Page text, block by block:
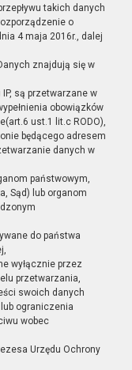
takich danych
o
4 maja 2016r., dalej
znajdują się w
są przetwarzane w
obowiązków
ust.1 lit.c RODO),
będącego adresem
danych w
państwowym,
Sąd) lub organom
do państwa
wyłącznie przez
przetwarzania,
swoich danych
ograniczenia
wobec
Urzędu Ochrony